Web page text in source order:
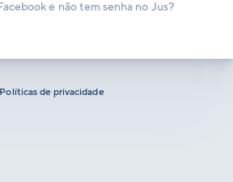
e não tem senha no Jus?
Políticas de privacidade